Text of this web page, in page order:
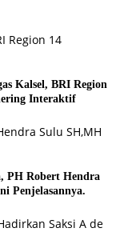
Kalsel, BRI Region
Interaktif
PH Robert Hendra
Penjelasannya.